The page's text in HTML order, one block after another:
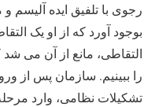
رجوی با تلفیق ایده آلیسم
بوجود آورد که از او یک
التقاطی، مانع از آن می
را ببینیم. سازمان پس از
تشکیلات نظامی، وارد